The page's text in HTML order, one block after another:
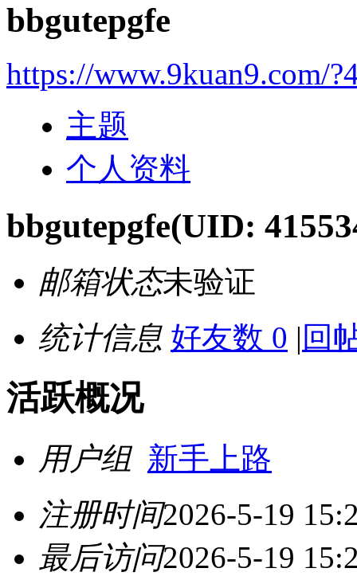
bbgutepgfe
https://www.9kuan9.com/
主题
个人资料
bbgutepgfe(UID:
邮箱状态未验证
统计信息 好友数 0 | 回
活跃概况
用户组 新手上路
注册时间2026-5-19
最后访问2026-5-19